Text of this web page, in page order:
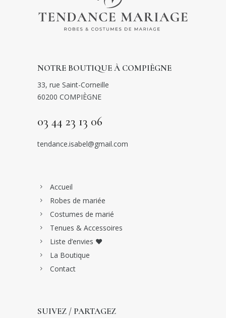
NOTRE BOUTIQUE À COMPIÈGNE
33, rue Saint-Corneille
60200 COMPIÈGNE
03 44 23 13 06
tendance.isabel@gmail.com
Accueil
Robes de mariée
Costumes de marié
Tenues & Accessoires
Liste d’envies ♥
La Boutique
Contact
SUIVEZ / PARTAGEZ